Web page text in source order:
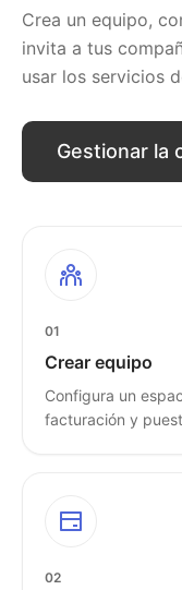
Crea un equipo,
invita a tus
usar los servicios
Gestionar la
01
Crear equipo
Configura un
facturación y
02